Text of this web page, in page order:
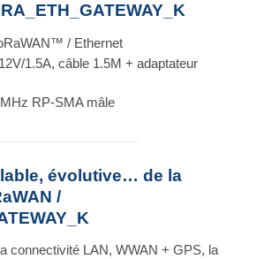
/ Ethernet
1.5A, câble 1.5M + adaptateur
RP-SMA mâle
évolutive… de la
/
connectivité LAN, WWAN + GPS, la